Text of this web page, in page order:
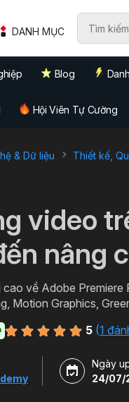
DANH MỤC
Blog
Hội Viên Tự Cường
& Dữ liệu Thiết kế,
video
nâng
về Adobe
Motion Graphics,
5 (1
Ngày
24/07/